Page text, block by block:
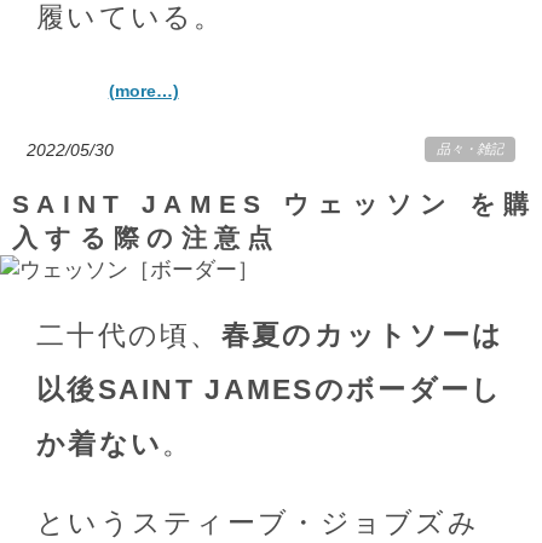
履いている。
(more…)
2022/05/30 品々 ・ 雑記
SAINT JAMES ウェッソン を購
入する際の注意点
二十代の頃、 春夏のカットソーは
以後SAINT JAMESのボーダーし
か着ない。
というスティーブ・ジョブズみ